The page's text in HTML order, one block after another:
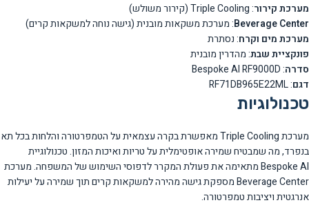
מערכת קירור: Triple Cooling (קירור משולש)
Beverage Center: מערכת משקאות מובנית (גישה נוחה למשקאות קרים)
מערכת מים וקרח: נסתרת
פונקציית שבת: מהדרין מובנית
סדרה: Bespoke AI RF9000D
דגם: RF71DB965E22ML
טכנולוגיות
מערכת Triple Cooling מאפשרת בקרה עצמאית על הטמפרטורה והלחות בכל תא
בנפרד, מה שמבטיח שמירה אופטימלית על טריות ואיכות המזון. טכנולוגיית
Bespoke AI מתאימה את פעולת המקרר לדפוסי השימוש של המשפחה. מערכת
Beverage Center מספקת גישה מהירה למשקאות קרים תוך שמירה על יעילות
אנרגטית ויציבות טמפרטורה.